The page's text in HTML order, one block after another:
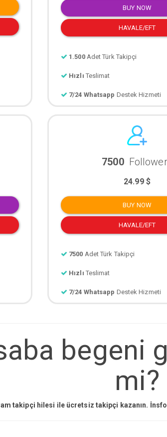
BUY NOW
HAVALE/EFT
1.500 Adet Türk Takipçi
Hızlı Teslimat
7/24 Whatsapp Destek
7500
24.99 $
BUY NOW
HAVALE/EFT
7500 Adet Türk Takipçi
Hızlı Teslimat
7/24 Whatsapp Destek
begeni
mi?
takipçi hilesi ile ücretsiz takipçi kazanın.